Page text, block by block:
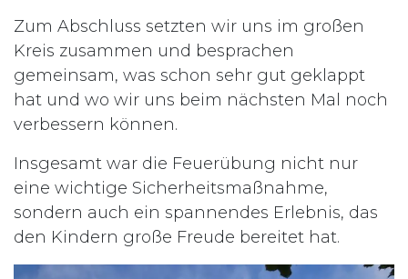
Zum Abschluss setzten wir uns im großen
Kreis zusammen und besprachen
gemeinsam, was schon sehr gut geklappt
hat und wo wir uns beim nächsten Mal noch
verbessern können.
Insgesamt war die Feuerübung nicht nur
eine wichtige Sicherheitsmaßnahme,
sondern auch ein spannendes Erlebnis, das
den Kindern große Freude bereitet hat.